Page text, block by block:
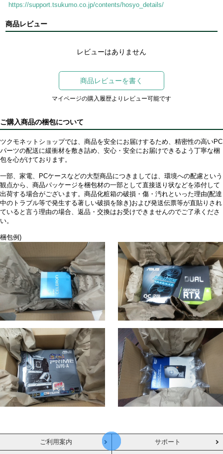
https://support.tsukumo.co.jp/contents/hosyo_details/
商品レビュー
レビューはありません
商品レビューを書く
マイページの購入履歴よりレビュー可能です
ご購入商品の梱包について
ツクモネットショップでは、商品を安全にお届けするため、精密性の高いPC
パーツの配送に緩衝材を敷き詰め、安心・安全にお届けできるよう丁寧な梱
包を心がけております。
一部、家電、PCケースなどの大型商品につきましては、環境への配慮という
観点から、商品パッケージを梱包材の一部として直接送り状などを添付して
出荷する場合がございます。商品化粧箱の破損・傷・汚れといった理由(配達
中のトラブル等で発生する著しい破損を除き)および発送伝票等が直貼りされ
ていると言う理由の場合、返品・交換はお受けできませんのでご了承くださ
い。
梱包例)
ご利用案内 サポート